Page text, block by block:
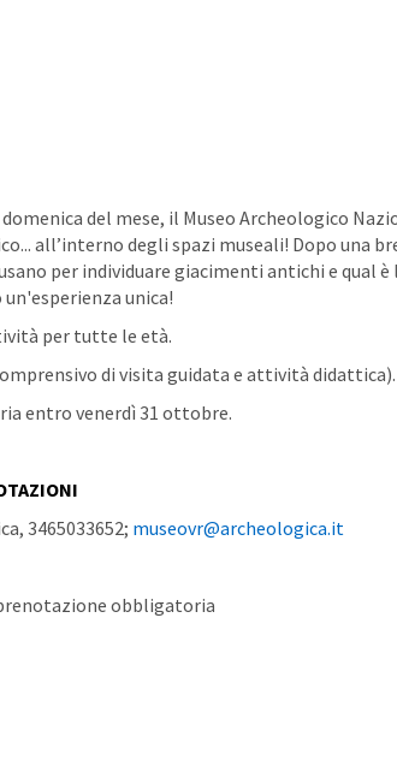
del mese, il Museo Archeologico
all’interno degli spazi museali! Dopo una
per individuare giacimenti antichi e qual
unica!
per tutte le età.
di visita guidata e attività didattica).
entro venerdì 31 ottobre.
3465033652; museovr@archeologica.it
prenotazione obbligatoria